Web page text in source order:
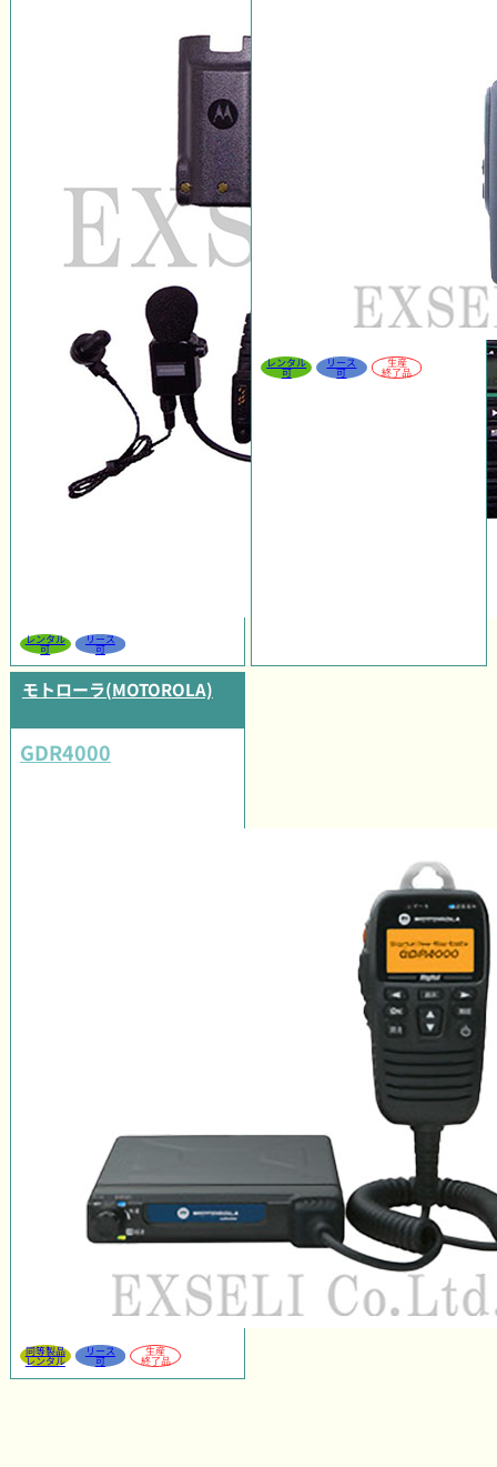
レンタル
可
リース
可
レンタル
可
リース
可
生産
終了品
モトローラ(MOTOROLA)
GDR4000
同等製品
レンタル
リース
可
生産
終了品